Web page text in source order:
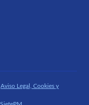
Aviso Legal, Cookies y